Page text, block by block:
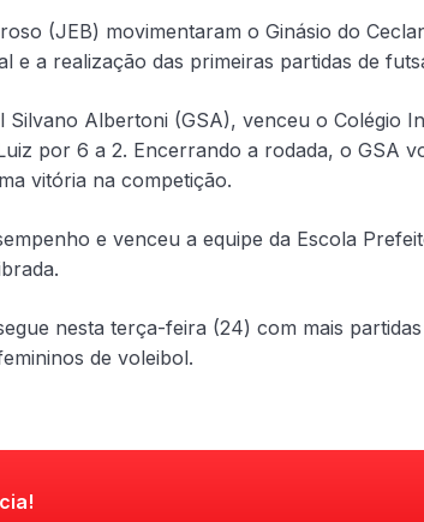
(JEB) movimentaram o Ginásio do
e a realização das primeiras partidas de
Silvano Albertoni (GSA), venceu o Colégio
por 6 a 2. Encerrando a rodada, o GSA
vitória na competição.
e venceu a equipe da Escola
nesta terça-feira (24) com mais
de voleibol.